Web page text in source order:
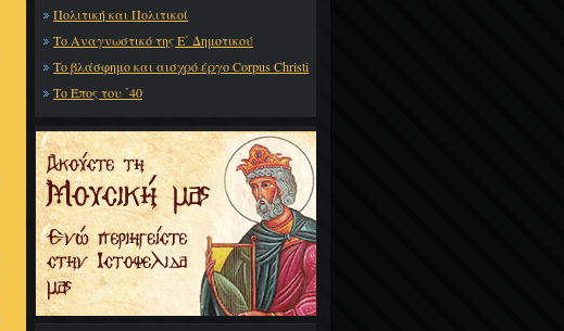
Πολιτική και Πολιτικοί
Το Αναγνωστικό της Ε΄ Δημοτικού
Το βλάσφημο και αισχρό έργο Corpus Christi
Το Έπος του ΄40